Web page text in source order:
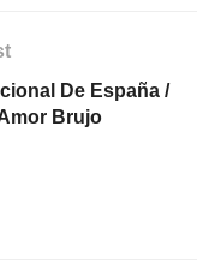
De España /
Brujo